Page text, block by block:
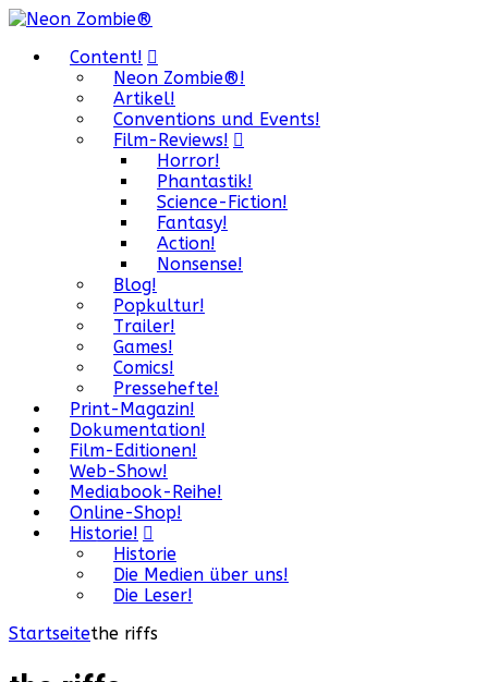
Content!
Neon Zombie®!
Artikel!
Conventions und Events!
Film-Reviews!
Horror!
Phantastik!
Science-Fiction!
Fantasy!
Action!
Nonsense!
Blog!
Popkultur!
Trailer!
Games!
Comics!
Pressehefte!
Print-Magazin!
Dokumentation!
Film-Editionen!
Web-Show!
Mediabook-Reihe!
Online-Shop!
Historie!
Historie
Die Medien über uns!
Die Leser!
Startseitethe riffs